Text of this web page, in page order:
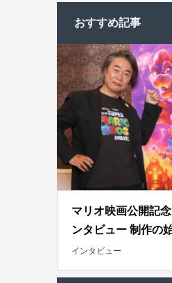
おすすめ記事
マリオ映画公開記
ンタビュー 制作の
インタビュー